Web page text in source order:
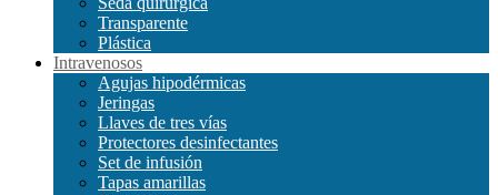
Transparente
Plástica
Intravenosos
Agujas hipodérmicas
Jeringas
Llaves de tres vías
Protectores desinfectantes
Set de infusión
Tapas amarillas